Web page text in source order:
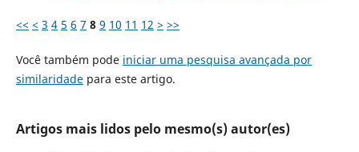
<< < 3 4 5 6 7 8 9 10 11 12 > >>
Você também pode iniciar uma pesquisa avançada por
similaridadepara este artigo.
Artigos mais lidos pelo mesmo(s) autor(es)